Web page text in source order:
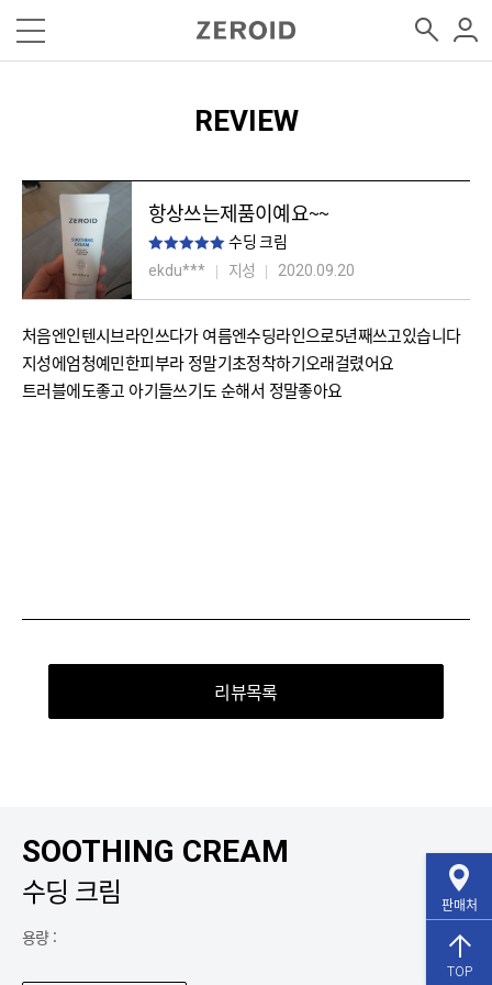
REVIEW
항상쓰는제품이예요~~
수딩 크림
ekdu*** 지성 2020.09.20
처음엔인텐시브라인쓰다가 여름엔수딩라인으로5년째쓰고있습니다
지성에엄청예민한피부라 정말기초정착하기오래걸렸어요
트러블에도좋고 아기들쓰기도 순해서 정말좋아요
리뷰목록
SOOTHING CREAM
수딩 크림
용량 :
판매처
TOP